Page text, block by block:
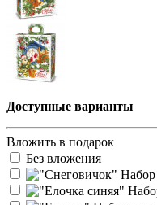
Доступные варианты
Вложить в подарок
Без вложения